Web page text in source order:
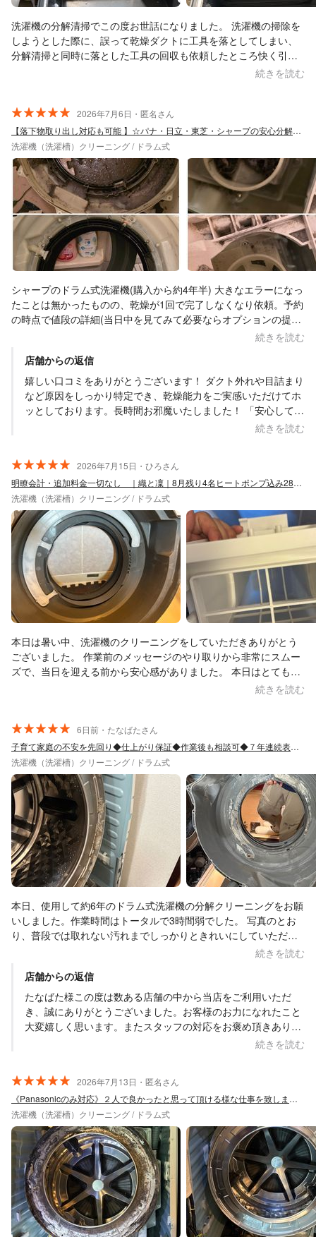
洗濯機の分解清掃でこの度お世話になりました。 洗濯機の掃除を
しようとした際に、誤って乾燥ダクトに工具を落としてしまい、
分解清掃と同時に落とした工具の回収も依頼したところ快く引き
認作業もきちんとしてくださり、また作業開始とほぼ同時に小さ
い子供が別室で昼寝をしていたのでですが、その子供が起きる前
に効率よく作業を進めてくださいました。 事前のメッセージでの
やり取りも返信がとても早く、トラブルの最中とても助かりまし
た。 また清掃の際にはどうぞよろしくお願い致します。
続きを読む
2026年7月6日・匿名さん
【落下物取り出し対応も可能 】☆パナ・日立・東芝・シャープの安心分解洗浄店です！
洗濯機（洗濯槽）クリーニング / ドラム式
シャープのドラム式洗濯機(購入から約4年半) 大きなエラーになっ
たことは無かったものの、乾燥が1回で完了しなくなり依頼。予約
の時点で値段の詳細(当日中を見てみて必要ならオプションの提案
をすることもある)を丁寧に伝えてもらっていたので安心でした。
か、今どのような作業をしているかなど細かく説明を挟みながら
進めてくださり安心してお任せできました。 ヒートポンプの目詰
まりによる乾燥不良かもと開くとダクトのホースが外れて本体の
中は埃まみれで、予定より長い時間のクリーニングになってしま
い申し訳無かったですが「できる限りの所までクリーニングを」
と丁寧にやっていただけ助かりました。約4時間半かけて動作確認
ぐ連絡ください」とも言ってくださりアフターフォローもしっか
りしているなと感じます。 我が家はヒートポンプも目詰まりしっ
かりだったので1番高いオプションの洗浄までしてもらいました
が、購入当初こんなに風出てたかなぁと思うほど乾燥能力も復活
して大満足です。
続きを読む
店舗からの返信
嬉しい口コミをありがとうございます！ ダクト外れや目詰まり
など原因をしっかり特定でき、乾燥能力をご実感いただけてホ
ッとしております。長時間お邪魔いたしました！ 「安心して任
せられた」というお言葉を励みに、今後も万全のアフターフォ
続きを読む
2026年7月15日・ひろさん
明瞭会計・追加料金一切なし ｜織と凜｜8月残り4名ヒートポンプ込み28000円
洗濯機（洗濯槽）クリーニング / ドラム式
本日は暑い中、洗濯機のクリーニングをしていただきありがとう
ございました。 作業前のメッセージのやり取りから非常にスムー
ズで、当日を迎える前から安心感がありました。 本日はとても蒸
し暑く厳しい環境だったにもかかわらず、嫌な顔ひとつせず、時
で、どれだけ綺麗になったかが一目で分かり、とても感動しまし
た。 また、説明がとても丁寧でこちらの些細な悩みにも親身に相
談に乗ってくださり、今後のメンテナンス方法についてもプロな
らではのアドバイスをいただけて大変勉強になりました。 綺麗に
なった洗濯機で、これからの洗濯がとても気持ちよくできること
を嬉しく思います。また次回も山崎さんにお願いしたいと思いま
す。本当にありがとうございました！
続きを読む
6日前・たなばたさん
子育て家庭の不安を先回り◆仕上がり保証◆作業後も相談可◆７年連続表彰・全国２位
洗濯機（洗濯槽）クリーニング / ドラム式
本日、使用して約6年のドラム式洗濯機の分解クリーニングをお願
いしました。作業時間はトータルで3時間弱でした。 写真のとお
り、普段では取れない汚れまでしっかりときれいにしていただ
き、とても満足しています。分解前と作業後に声をかけてくださ
ました。 また、普段のお手入れ方法も丁寧に教えてくださり、と
ても参考になりました。作業後は床に落ちたゴミや排水口にたま
ったゴミまできちんと片付けてくださり、最後までとても丁寧な
対応でした。 またぜひお願いしたいと思います。 ありがとうござ
続きを読む
店舗からの返信
たなばた様この度は数ある店舗の中から当店をご利用いただ
き、誠にありがとうございました。お客様のお力になれたこと
大変嬉しく思います。またスタッフの対応をお褒め頂きありが
とうございます。担当したスタッフも励みになると思います。
願いいたします。
続きを読む
2026年7月13日・匿名さん
《Panasonicのみ対応》２人で良かったと思って頂ける様な仕事を致します！
洗濯機（洗濯槽）クリーニング / ドラム式